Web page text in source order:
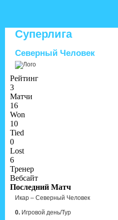
Суперлига
Северный Человек
Рейтинг
3
Матчи
16
Won
10
Tied
0
Lost
6
Тренер
Вебсайт
Последний Матч
Икар – Северный Человек
0. Игровой день/Тур